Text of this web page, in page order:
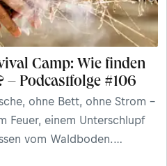
Camp: Wie finden
Podcastfolge #106
ohne Bett, ohne Strom –
Feuer, einem Unterschlupf
vom Waldboden.
Löffler hat an einem